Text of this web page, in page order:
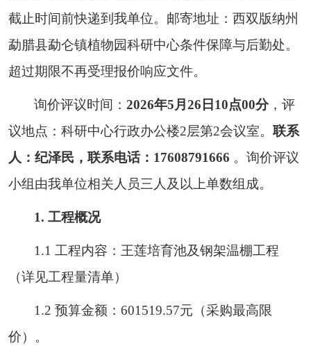
截止时间前快递到我单位。邮寄地址：西双版纳州
勐腊县勐仑镇植物园科研中心条件保障与后勤处。
超过期限不再受理报价响应文件。
询价评议时间： 2026年5月26日10点00分，评
议地点：科研中心行政办公楼2层第2会议室。 联系
人：纪泽民，联系电话： 17608791666 。询价评议
小组由我单位相关人员三人及以上单数组成。
1. 工程概况
1 .1 工程内容： 王莲培育池及钢架温棚工程
（详见工程量清单）
1 .2 预算金额： 601519.57元（采购最高限
价）。